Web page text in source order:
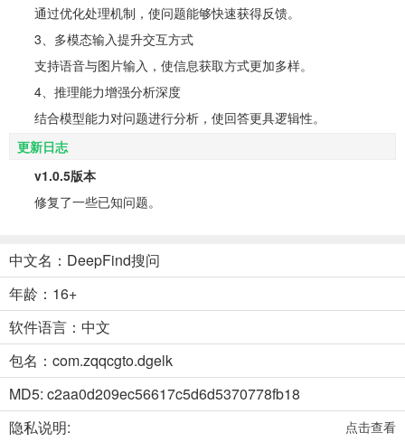
通过优化处理机制，使问题能够快速获得反馈。
3、多模态输入提升交互方式
支持语音与图片输入，使信息获取方式更加多样。
4、推理能力增强分析深度
结合模型能力对问题进行分析，使回答更具逻辑性。
更新日志
v1.0.5版本
修复了一些已知问题。
中文名：DeepFind搜问
年龄：16+
软件语言：中文
包名：com.zqqcgto.dgelk
MD5: c2aa0d209ec56617c5d6d5370778fb18
隐私说明:
点击查看